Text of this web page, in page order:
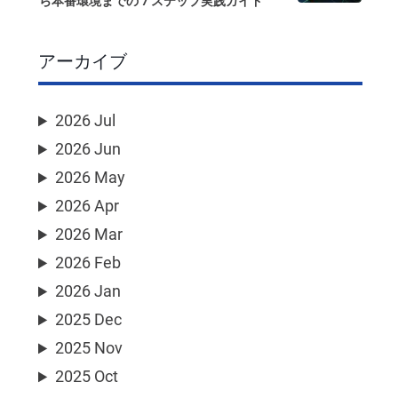
アーカイブ
2026 Jul
2026 Jun
2026 May
2026 Apr
2026 Mar
2026 Feb
2026 Jan
2025 Dec
2025 Nov
2025 Oct